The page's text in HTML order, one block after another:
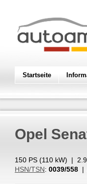
Startseite
Opel
150 PS (110 kW) |
HSN/TSN: 0039/558 |